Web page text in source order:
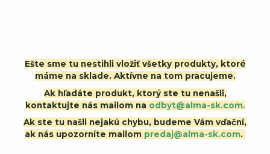
Ešte sme tu nestihli vložiť všetky produkty, ktoré
máme na sklade. Aktívne na tom pracujeme.
Ak hľadáte produkt, ktorý ste tu nenašli,
kontaktujte nás mailom na odbyt@alma-sk.com.
Ak ste tu našli nejakú chybu, budeme Vám vďační,
ak nás upozorníte mailom predaj@alma-sk.com.